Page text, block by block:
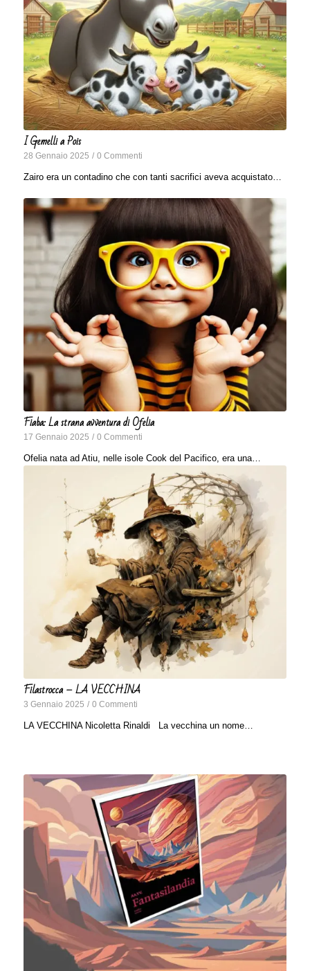
I Gemelli a Pois
28 Gennaio 2025 / 0 Commenti
Zairo era un contadino che con tanti sacrifici aveva acquistato…
Fiaba: La strana avventura di Ofelia
17 Gennaio 2025 / 0 Commenti
Ofelia nata ad Atiu, nelle isole Cook del Pacifico, era una…
Filastrocca – LA VECCHINA
3 Gennaio 2025 / 0 Commenti
LA VECCHINA Nicoletta Rinaldi La vecchina un nome…